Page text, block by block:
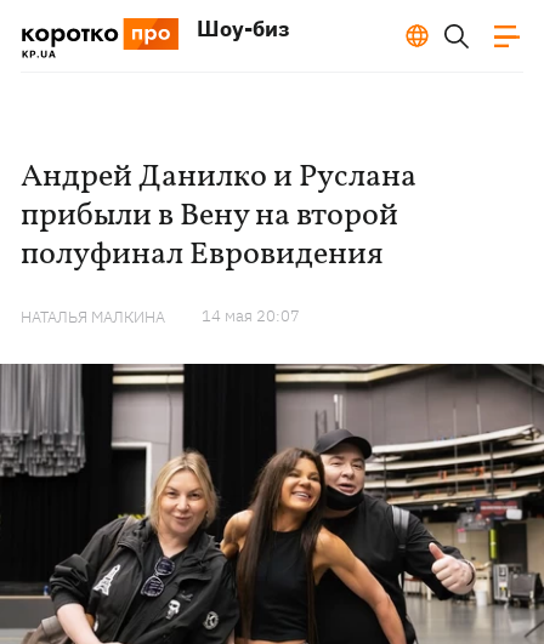
Шоу-биз
Андрей Данилко и Руслана
прибыли в Вену на второй
полуфинал Евровидения
НАТАЛЬЯ МАЛКИНА 14 мая 20:07